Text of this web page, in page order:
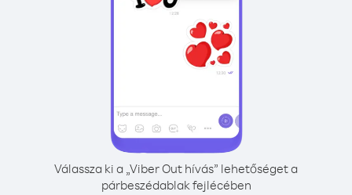
Válassza ki a „Viber Out hívás” lehetőséget a
párbeszédablak fejlécében